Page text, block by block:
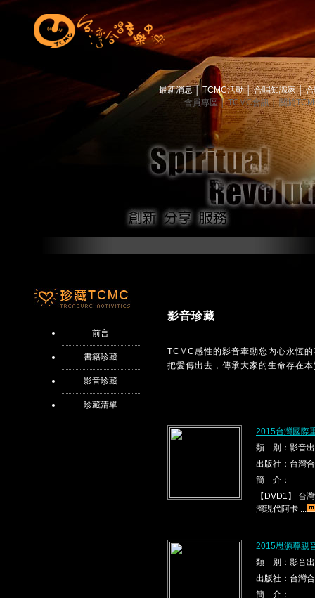
最新消息 TCMC活動│ 合唱知識家│
會員專區│ TCMC會訊│ 關於
前言
書籍珍藏
影音珍藏
珍藏清單
影音珍藏
TCMC感性的影音牽動您內心永恆
把愛傳出去，傳承大家的生命存在
2015台灣國際
類 別：影音
出版社：台灣
簡 介：
【DVD1】 台
灣現代阿卡 ...
2015思源尊親
類 別：影音
出版社：台灣
簡 介：